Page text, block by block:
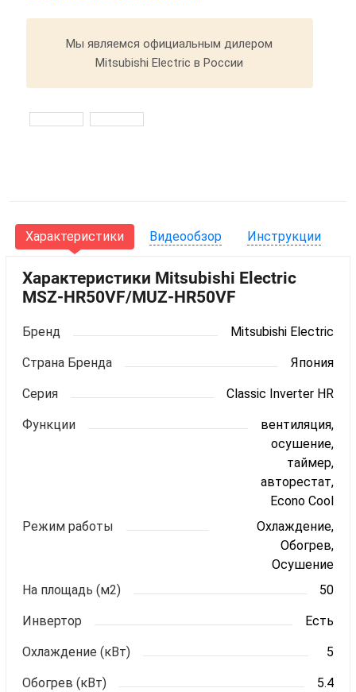
Мы являемся официальным дилером
Mitsubishi Electric в России
Характеристики Видеообзор Инструкции
Характеристики Mitsubishi Electric
MSZ-HR50VF/MUZ-HR50VF
Бренд Mitsubishi Electric
Страна Бренда Япония
Серия Classic Inverter HR
Функции
вентиляция,
осушение,
таймер,
авторестат,
Econo Cool
Режим работы
Охлаждение,
Обогрев,
Осушение
На площадь (м2)
50
Инвертор Есть
Охлаждение (кВт) 5
Обогрев (кВт) 5.4